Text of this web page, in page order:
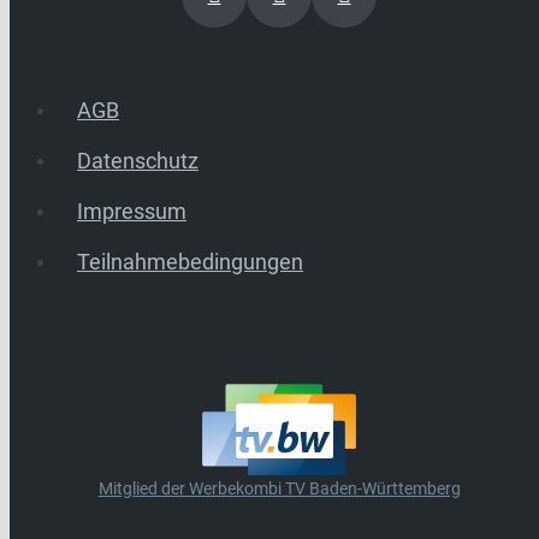
AGB
Datenschutz
Impressum
Teilnahmebedingungen
Mitglied der Werbekombi TV Baden-Württemberg